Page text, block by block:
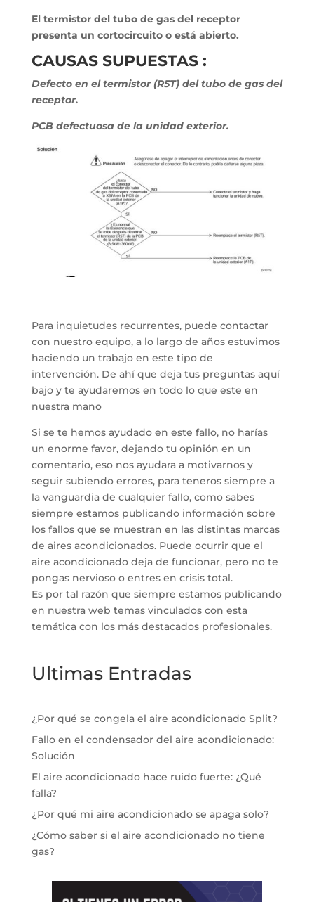
El termistor del tubo de gas del receptor
presenta un cortocircuito o está abierto.
CAUSAS SUPUESTAS :
Defecto en el termistor (R5T) del tubo de gas del
receptor.
PCB defectuosa de la unidad exterior.
Para inquietudes recurrentes, puede contactar
con nuestro equipo, a lo largo de años estuvimos
haciendo un trabajo en este tipo de
intervención. De ahí que deja tus preguntas aquí
bajo y te ayudaremos en todo lo que este en
nuestra mano
Si se te hemos ayudado en este fallo, no harías
un enorme favor, dejando tu opinión en un
comentario, eso nos ayudara a motivarnos y
seguir subiendo errores, para teneros siempre a
la vanguardia de cualquier fallo, como sabes
siempre estamos publicando información sobre
los fallos que se muestran en las distintas marcas
de aires acondicionados. Puede ocurrir que el
aire acondicionado deja de funcionar, pero no te
pongas nervioso o entres en crisis total.
Es por tal razón que siempre estamos publicando
en nuestra web temas vinculados con esta
temática con los más destacados profesionales.
Ultimas Entradas
¿Por qué se congela el aire acondicionado Split?
Fallo en el condensador del aire acondicionado:
Solución
El aire acondicionado hace ruido fuerte: ¿Qué
falla?
¿Por qué mi aire acondicionado se apaga solo?
¿Cómo saber si el aire acondicionado no tiene
gas?